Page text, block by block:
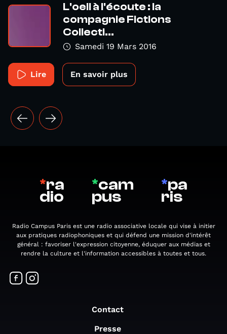
L'oeil à l'écoute : la
compagnie Fictions
Collecti...
Samedi 19 Mars 2016
Lire En savoir plus
*ra
dio
*cam
pus
*pa
ris
Radio Campus Paris est une radio associative locale qui vise à initier
aux pratiques radiophoniques et qui défend une mission d'intérêt
général : favoriser l'expression citoyenne, éduquer aux médias et
rendre la culture et l'information accessibles à toutes et tous.
Contact
Presse